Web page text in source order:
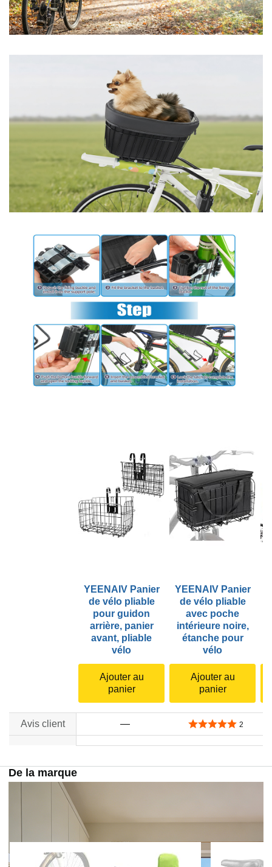
YEENAIV Panier
de vélo pliable
pour guidon
arrière, panier
avant, pliable
vélo
YEENAIV Panier
de vélo pliable
avec poche
intérieure noire,
étanche pour
vélo
Ajouter au
panier
Ajouter au
panier
Avis client — 5,0 sur 5 étoiles
2
De la marque